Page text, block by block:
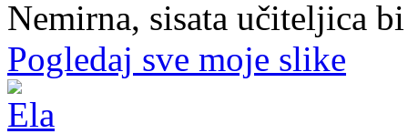
Nemirna, sisata učiteljica
Pogledaj sve moje slike